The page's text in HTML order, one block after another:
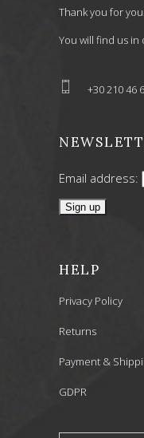
Thank you for
You will find us in
+30 210 46
Email address:
HELP
Privacy Policy
Returns
Payment &
GDPR